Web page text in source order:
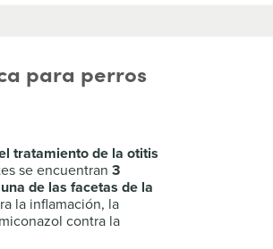
para perros
tratamiento de la otitis
se encuentran 3
de las facetas de la
la inflamación, la
contra la